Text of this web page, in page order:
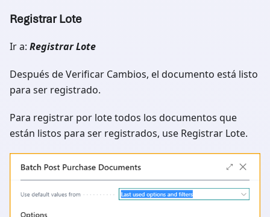
Registrar Lote
Ir a: Registrar Lote
Después de Verificar Cambios, el documento está listo
para ser registrado.
Para registrar por lote todos los documentos que
están listos para ser registrados, use Registrar Lote.